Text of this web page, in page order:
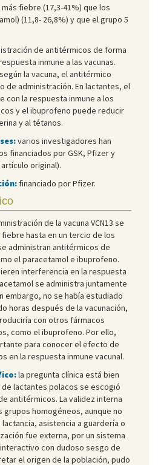
fiebre (17,3-41%) que los
(11,8- 26,8%) y que el grupo 5
de antitérmicos de forma
inmune a las vacunas.
la vacuna, el antitérmico
de administración. En lactantes, el
con la respuesta inmune a los
y el ibuprofeno puede reducir
y al tétanos.
varios investigadores han
financiados por GSK, Pfizer y
original).
financiado por Pfizer.
de la vacuna VCN13 se
hasta en un tercio de los
administran antitérmicos de
el paracetamol e ibuprofeno.
interferencia en la respuesta
se administra juntamente
embargo, no se había estudiado
horas después de la vacunación,
con otros fármacos
como el ibuprofeno. Por ello,
para conocer el efecto de
en la respuesta inmune vacunal.
la pregunta clínica está bien
lactantes polacos se escogió
antitérmicos. La validez interna
homogéneos, aunque no
asistencia a guardería o
fue externa, por un sistema
con dudoso sesgo de
el origen de la población, pudo